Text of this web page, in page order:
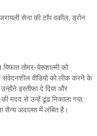
सेना की टॉप वकील, ड्रोन
तोमर-येरुशाल्मी को
संवेदनशील वीडियो को लीक करने के
इस्तीफा दे दिया और
मदद से उन्हें ढूंढ निकाला गया,
सैन्य अदालत में लंबित है।